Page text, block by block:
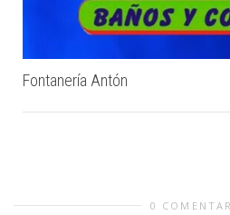
Fontanería Antón
0